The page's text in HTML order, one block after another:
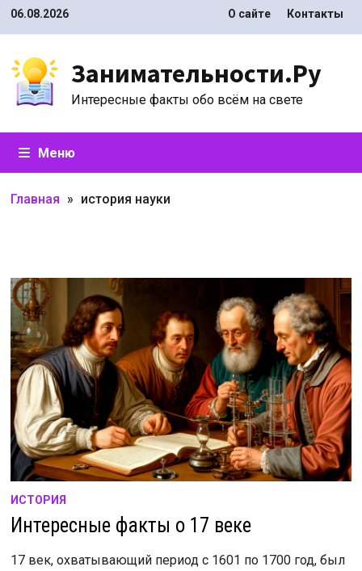
Перейти
06.08.2026 О сайте Контакты
Занимательности.Ру
Интересные факты обо всём на свете
Меню
Главная » история науки
ИСТОРИЯ
Интересные факты о 17 веке
17 век, охватывающий период с 1601 по 1700 год, был